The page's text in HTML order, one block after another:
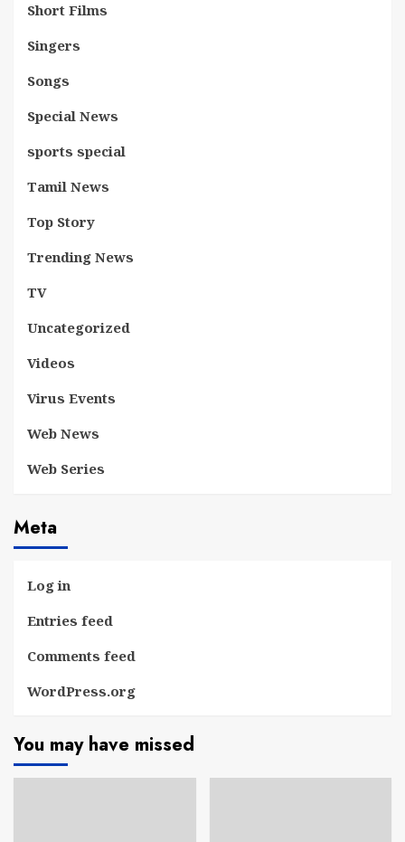
Short Films
Singers
Songs
Special News
sports special
Tamil News
Top Story
Trending News
TV
Uncategorized
Videos
Virus Events
Web News
Web Series
Meta
Log in
Entries feed
Comments feed
WordPress.org
You may have missed